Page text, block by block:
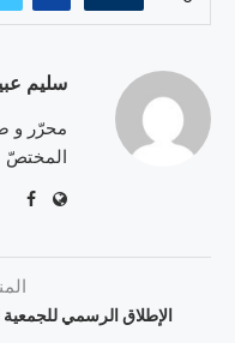
سليم
محرّر و
المختصّ
الإطلاق الرسمي